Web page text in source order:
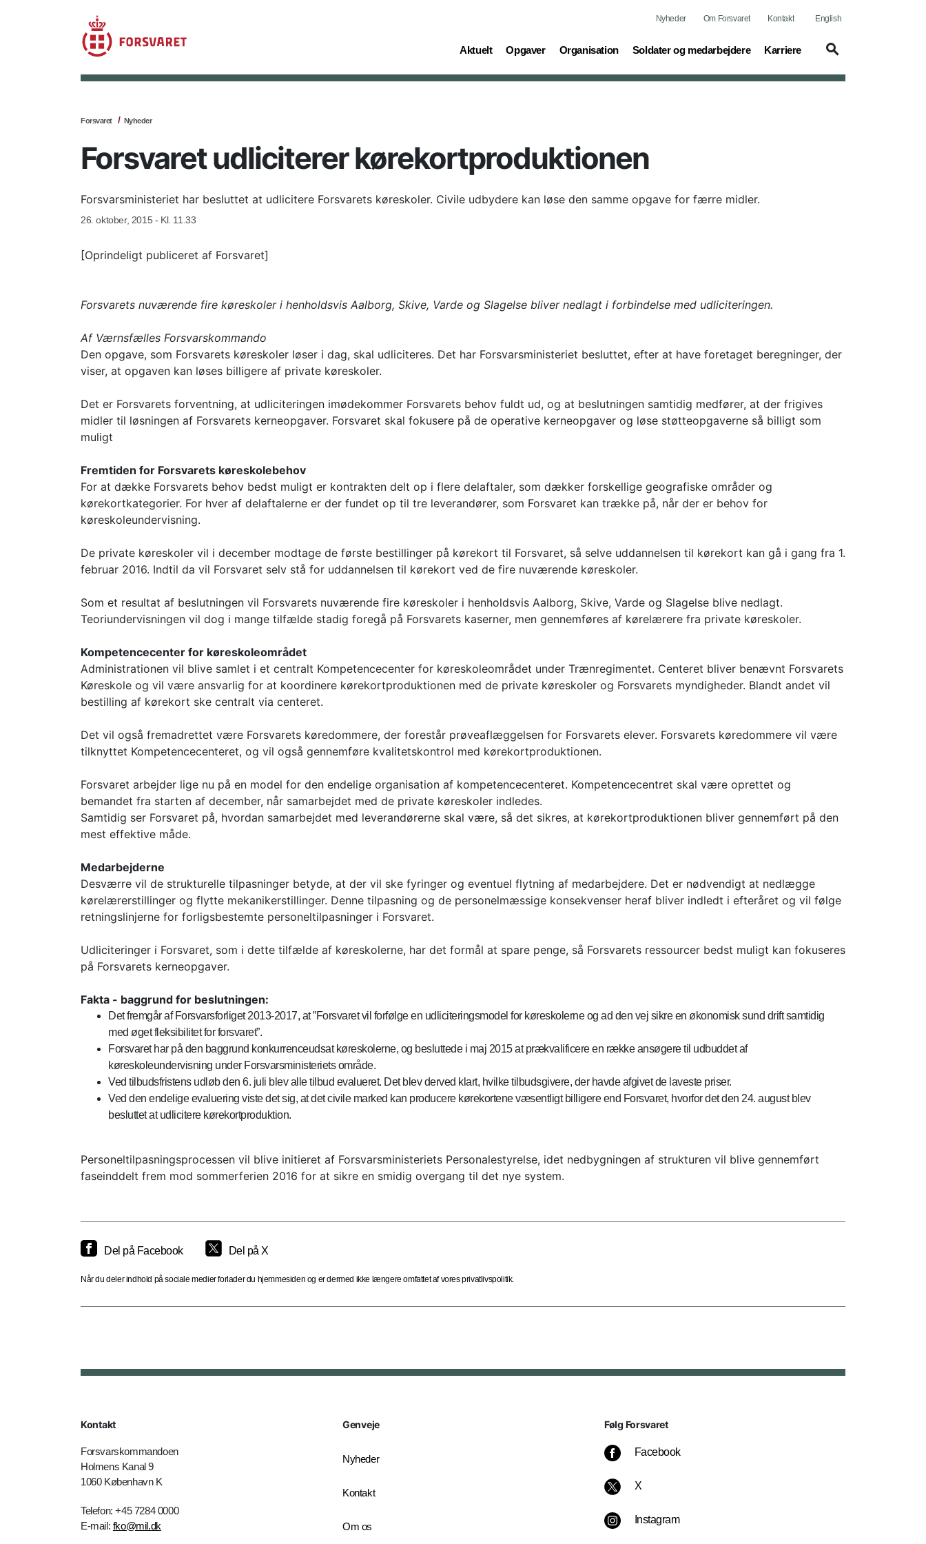
Nyheder Om Forsvaret Kontakt English
Aktuelt
(current) Opgaver
(current) Organisation
(current) Soldater og medarbejdere
(current) Karriere
(current)
Forsvaret Nyheder
Forsvaret udliciterer kørekortproduktionen
Forsvarsministeriet har besluttet at udlicitere Forsvarets køreskoler. Civile udbydere kan løse den samme opgave for færre midler.
26. oktober, 2015 - Kl. 11.33
[Oprindeligt publiceret af Forsvaret]
Forsvarets nuværende fire køreskoler i henholdsvis Aalborg, Skive, Varde og Slagelse bliver nedlagt i forbindelse med udliciteringen.
Af Værnsfælles Forsvarskommando
Den opgave, som Forsvarets køreskoler løser i dag, skal udliciteres. Det har Forsvarsministeriet besluttet, efter at have foretaget beregninger, der
viser, at opgaven kan løses billigere af private køreskoler.
Det er Forsvarets forventning, at udliciteringen imødekommer Forsvarets behov fuldt ud, og at beslutningen samtidig medfører, at der frigives
midler til løsningen af Forsvarets kerneopgaver. Forsvaret skal fokusere på de operative kerneopgaver og løse støtteopgaverne så billigt som
muligt
Fremtiden for Forsvarets køreskolebehov
For at dække Forsvarets behov bedst muligt er kontrakten delt op i flere delaftaler, som dækker forskellige geografiske områder og
kørekortkategorier. For hver af delaftalerne er der fundet op til tre leverandører, som Forsvaret kan trække på, når der er behov for
køreskoleundervisning.
De private køreskoler vil i december modtage de første bestillinger på kørekort til Forsvaret, så selve uddannelsen til kørekort kan gå i gang fra 1.
februar 2016. Indtil da vil Forsvaret selv stå for uddannelsen til kørekort ved de fire nuværende køreskoler.
Som et resultat af beslutningen vil Forsvarets nuværende fire køreskoler i henholdsvis Aalborg, Skive, Varde og Slagelse blive nedlagt.
Teoriundervisningen vil dog i mange tilfælde stadig foregå på Forsvarets kaserner, men gennemføres af kørelærere fra private køreskoler.
Kompetencecenter for køreskoleområdet
Administrationen vil blive samlet i et centralt Kompetencecenter for køreskoleområdet under Trænregimentet. Centeret bliver benævnt Forsvarets
Køreskole og vil være ansvarlig for at koordinere kørekortproduktionen med de private køreskoler og Forsvarets myndigheder. Blandt andet vil
bestilling af kørekort ske centralt via centeret.
Det vil også fremadrettet være Forsvarets køredommere, der forestår prøveaflæggelsen for Forsvarets elever. Forsvarets køredommere vil være
tilknyttet Kompetencecenteret, og vil også gennemføre kvalitetskontrol med kørekortproduktionen.
Forsvaret arbejder lige nu på en model for den endelige organisation af kompetencecenteret. Kompetencecentret skal være oprettet og
bemandet fra starten af december, når samarbejdet med de private køreskoler indledes.
Samtidig ser Forsvaret på, hvordan samarbejdet med leverandørerne skal være, så det sikres, at kørekortproduktionen bliver gennemført på den
mest effektive måde.
Medarbejderne
Desværre vil de strukturelle tilpasninger betyde, at der vil ske fyringer og eventuel flytning af medarbejdere. Det er nødvendigt at nedlægge
kørelærerstillinger og flytte mekanikerstillinger. Denne tilpasning og de personelmæssige konsekvenser heraf bliver indledt i efteråret og vil følge
retningslinjerne for forligsbestemte personeltilpasninger i Forsvaret.
Udliciteringer i Forsvaret, som i dette tilfælde af køreskolerne, har det formål at spare penge, så Forsvarets ressourcer bedst muligt kan fokuseres
på Forsvarets kerneopgaver.
Fakta - baggrund for beslutningen:
Det fremgår af Forsvarsforliget 2013-2017, at ”Forsvaret vil forfølge en udliciteringsmodel for køreskolerne og ad den vej sikre en økonomisk sund drift samtidig
med øget fleksibilitet for forsvaret”.
Forsvaret har på den baggrund konkurrenceudsat køreskolerne, og besluttede i maj 2015 at prækvalificere en række ansøgere til udbuddet af
køreskoleundervisning under Forsvarsministeriets område.
Ved tilbudsfristens udløb den 6. juli blev alle tilbud evalueret. Det blev derved klart, hvilke tilbudsgivere, der havde afgivet de laveste priser.
Ved den endelige evaluering viste det sig, at det civile marked kan producere kørekortene væsentligt billigere end Forsvaret, hvorfor det den 24. august blev
besluttet at udlicitere kørekortproduktion.
Personeltilpasningsprocessen vil blive initieret af Forsvarsministeriets Personalestyrelse, idet nedbygningen af strukturen vil blive gennemført
faseinddelt frem mod sommerferien 2016 for at sikre en smidig overgang til det nye system.
Del på Facebook Del på X
Når du deler indhold på sociale medier forlader du hjemmesiden og er dermed ikke længere omfattet af vores privatlivspolitik.
Kontakt
Forsvarskommandoen
Holmens Kanal 9
1060 København K
Telefon: +45 7284 0000
E-mail: fko@mil.dk
Genveje
Nyheder
Kontakt
Om os
Følg Forsvaret
Facebook
X
Instagram